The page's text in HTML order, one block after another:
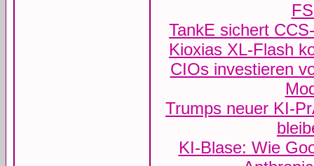
TankE sichert
Kioxias XL-Flash
CIOs investieren
Trumps neuer KI-
KI-Blase: Wie